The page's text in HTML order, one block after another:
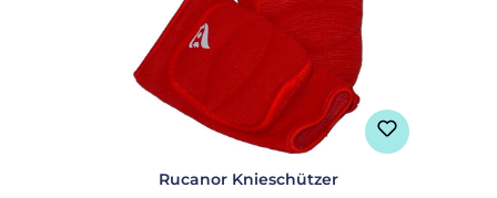
Rucanor Knieschützer